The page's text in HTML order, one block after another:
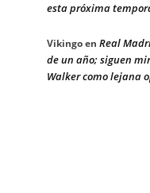
esta próxima
Vikingoen Real
de un año; siguen
Walker como lejana